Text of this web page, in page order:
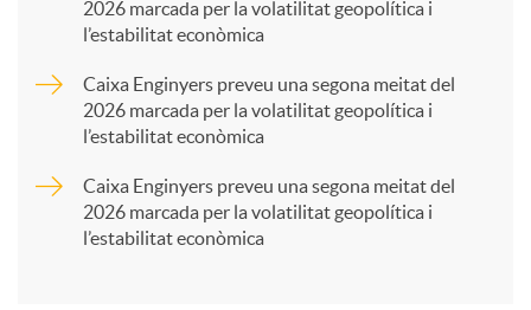
2026 marcada per la volatilitat geopolítica i
l’estabilitat econòmica
Caixa Enginyers preveu una segona meitat del
2026 marcada per la volatilitat geopolítica i
l’estabilitat econòmica
Caixa Enginyers preveu una segona meitat del
2026 marcada per la volatilitat geopolítica i
l’estabilitat econòmica